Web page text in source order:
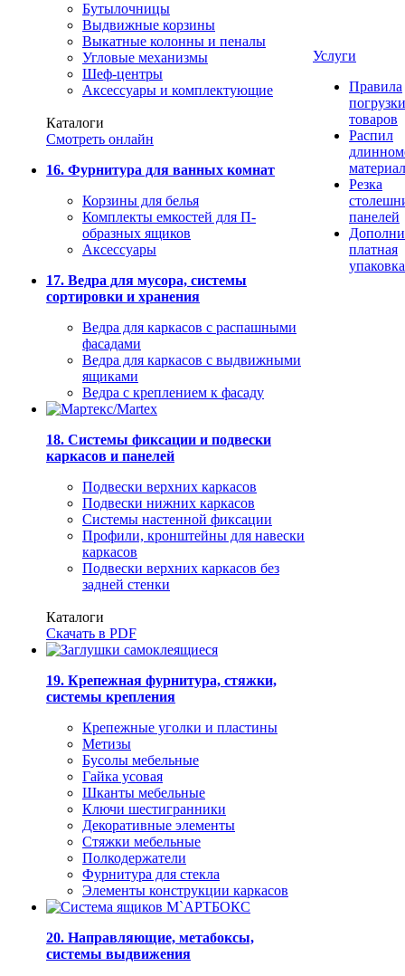
Бутылочницы
Выдвижные корзины
Выкатные колонны и пеналы
Угловые механизмы
Шеф-центры
Аксессуары и комплектующие
Каталоги
Смотреть онлайн
16. Фурнитура для ванных комнат
Корзины для белья
Комплекты емкостей для П-
образных ящиков
Аксессуары
17. Ведра для мусора, системы
сортировки и хранения
Ведра для каркасов с распашными
фасадами
Ведра для каркасов с выдвижными
ящиками
Ведра с креплением к фасаду
18. Системы фиксации и подвески
каркасов и панелей
Подвески верхних каркасов
Подвески нижних каркасов
Системы настенной фиксации
Профили, кронштейны для навески
каркасов
Подвески верхних каркасов без
задней стенки
Каталоги
Скачать в PDF
19. Крепежная фурнитура, стяжки,
системы крепления
Крепежные уголки и пластины
Метизы
Бусолы мебельные
Гайка усовая
Шканты мебельные
Ключи шестигранники
Декоративные элементы
Стяжки мебельные
Полкодержатели
Фурнитура для стекла
Элементы конструкции каркасов
20. Направляющие, метабоксы,
системы выдвижения
Услуги
Правила
погрузки
товаров
Распил
Резка
панелей
платная
упаковка